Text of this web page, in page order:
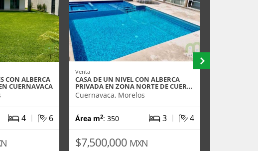
CON ALBERCA
CUERNAVACA
4 | 6
Venta
CASA DE UN NIVEL CON ALBERCA
PRIVADA EN ZONA NORTE DE CUER…
Cuernavaca, Morelos
Área m2: 350 3 | 4
$7,500,000 MXN